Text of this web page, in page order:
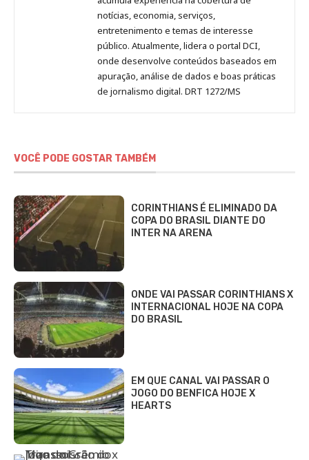
notícias, economia, serviços,
entretenimento e temas de interesse
público. Atualmente, lidera o portal DCI,
onde desenvolve conteúdos baseados em
apuração, análise de dados e boas práticas
de jornalismo digital. DRT 1272/MS
VOCÊ PODE GOSTAR TAMBÉM
CORINTHIANS É ELIMINADO DA
COPA DO BRASIL DIANTE DO
INTER NA ARENA
ONDE VAI PASSAR CORINTHIANS X
INTERNACIONAL HOJE NA COPA
DO BRASIL
EM QUE CANAL VAI PASSAR O
JOGO DO BENFICA HOJE X
HEARTS